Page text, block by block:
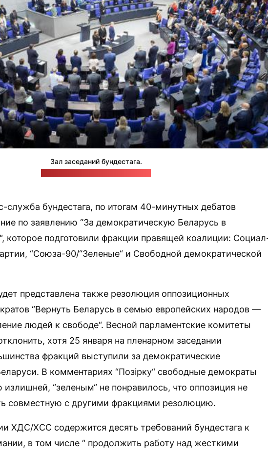
Зал заседаний бундестага.
служба бундестага, по итогам 40-минутных дебатов
по заявлению “За демократическую Беларусь в
которое подготовили фракции правящей коалиции:
“Союза-90/“Зеленые“ и Свободной демократической
представлена также резолюция оппозиционных
“Вернуть Беларусь в семью европейских народов —
людей к свободе“. Весной парламентские комитеты
хотя 25 января на пленарном заседании
фракций выступили за демократические
В комментариях “Позірку“ свободные демократы
“зеленым“ не понравилось, что оппозиция не
совместную с другими фракциями резолюцию.
ХДС/ХСС содержится десять требований бундестага к
в том числе “ продолжить работу над жесткими